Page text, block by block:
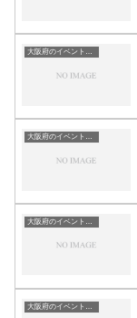
大阪府のイベント会場一覧
大阪府のイベント会場一覧
大阪府のイベント会場一覧